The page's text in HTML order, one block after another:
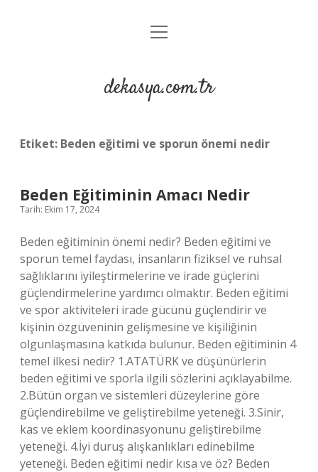
Anasayfa
Yasal Uyarı
menüyü
dekasya.com.tr
Etiket: Beden eğitimi ve sporun önemi nedir
Beden Eğitiminin Amacı Nedir
Tarih: Ekim 17, 2024
Beden eğitiminin önemi nedir? Beden eğitimi ve
sporun temel faydası, insanların fiziksel ve ruhsal
sağlıklarını iyileştirmelerine ve irade güçlerini
güçlendirmelerine yardımcı olmaktır. Beden eğitimi
ve spor aktiviteleri irade gücünü güçlendirir ve
kişinin özgüveninin gelişmesine ve kişiliğinin
olgunlaşmasına katkıda bulunur. Beden eğitiminin 4
temel ilkesi nedir? 1.ATATÜRK ve düşünürlerin
beden eğitimi ve sporla ilgili sözlerini açıklayabilme.
2.Bütün organ ve sistemleri düzeylerine göre
güçlendirebilme ve geliştirebilme yeteneği. 3.Sinir,
kas ve eklem koordinasyonunu geliştirebilme
yeteneği. 4.İyi duruş alışkanlıkları edinebilme
yeteneği. Beden eğitimi nedir kısa ve öz? Beden